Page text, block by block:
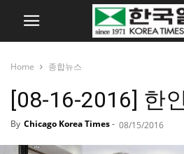
Home 종합뉴스
[08-16-2016] 한
By Chicago Korea Times- 08/15/2016